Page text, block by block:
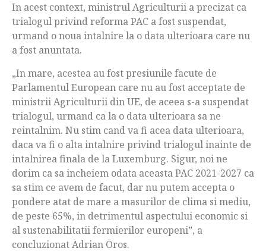
In acest context, ministrul Agriculturii a precizat ca
trialogul privind reforma PAC a fost suspendat,
urmand o noua intalnire la o data ulterioara care nu
a fost anuntata.
„In mare, acestea au fost presiunile facute de
Parlamentul European care nu au fost acceptate de
ministrii Agriculturii din UE, de aceea s-a suspendat
trialogul, urmand ca la o data ulterioara sa ne
reintalnim. Nu stim cand va fi acea data ulterioara,
daca va fi o alta intalnire privind trialogul inainte de
intalnirea finala de la Luxemburg. Sigur, noi ne
dorim ca sa incheiem odata aceasta PAC 2021-2027 ca
sa stim ce avem de facut, dar nu putem accepta o
pondere atat de mare a masurilor de clima si mediu,
de peste 65%, in detrimentul aspectului economic si
al sustenabilitatii fermierilor europeni”, a
concluzionat Adrian Oros.